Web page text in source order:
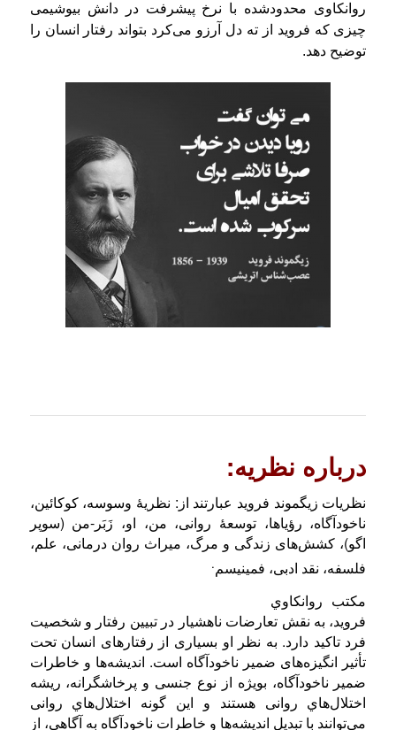
روانکاوی محدودشده با نرخ پیشرفت در دانش بیوشیمی
چیزی که فروید از ته دل آرزو می‌کرد بتواند رفتار انسان را
توضیح دهد.
درباره نظریه:
نظریات زیگموند فروید عبارتند از: نظریهٔ وسوسه، کوکائین،
ناخودآگاه، رؤیاها، توسعهٔ روانی، من، او، زَبَر-من (سوپر
اگو)، کشش‌های زندگی و مرگ، میراث روان درمانی، علم،
فلسفه، نقد ادبی، فمینیسم.
مکتب روانكاوي
فروید، به نقش تعارضات ناهشیار در تبیین رفتار و شخصیت
فرد تاکید دارد. به نظر او بسیاری از رفتارهای انسان تحت
تأثیر انگیزه‌های ضمیر ناخودآگاه است. انديشه‌ها و خاطرات
ضمیر ناخودآگاه، بویژه از نوع جنسی و پرخاشگرانه، ریشه
اختلال‌هاي روانی هستند و این گونه اختلال‌هاي روانی
می‌توانند با تبدیل انديشه‌ها و خاطرات ناخودآگاه به آگاهی، از